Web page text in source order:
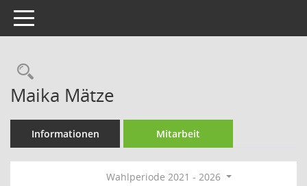
Toggle navigation
Rechercheauswahl
Maika Mätze
Informationen Mitarbeit
Wahlperiode 2021 - 2026